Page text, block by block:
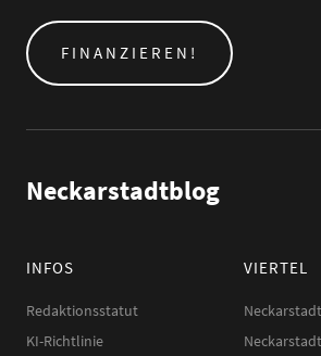
FINANZIEREN!
Neckarstadtblog
INFOS
Redaktionsstatut
KI-Richtlinie
VIERTEL